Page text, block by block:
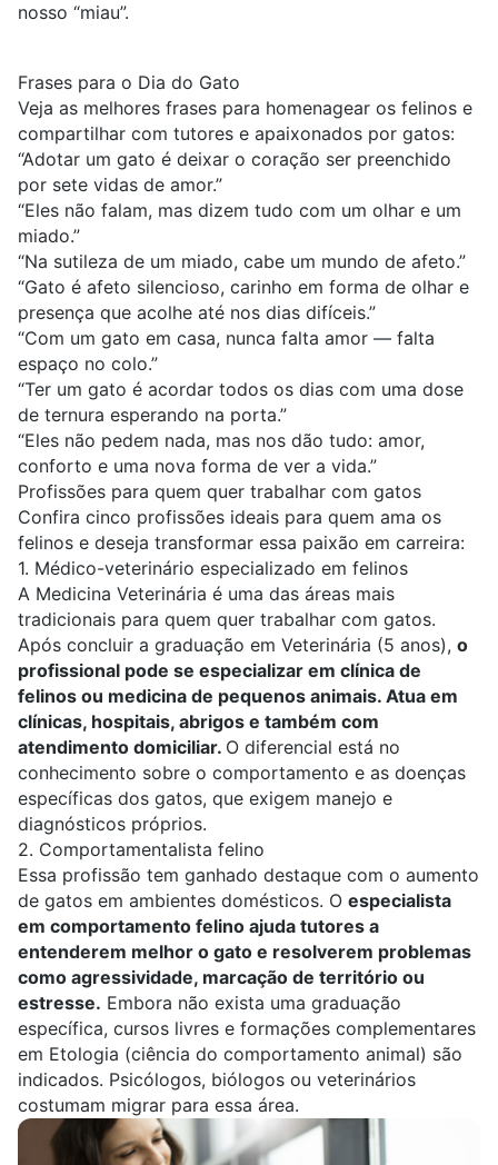
nosso “miau”.
Frases para o Dia do Gato
Veja as melhores frases para homenagear os felinos e
compartilhar com tutores e apaixonados por gatos:
“Adotar um gato é deixar o coração ser preenchido
por sete vidas de amor.”
“Eles não falam, mas dizem tudo com um olhar e um
miado.”
“Na sutileza de um miado, cabe um mundo de afeto.”
“Gato é afeto silencioso, carinho em forma de olhar e
presença que acolhe até nos dias difíceis.”
“Com um gato em casa, nunca falta amor — falta
espaço no colo.”
“Ter um gato é acordar todos os dias com uma dose
de ternura esperando na porta.”
“Eles não pedem nada, mas nos dão tudo: amor,
conforto e uma nova forma de ver a vida.”
Profissões para quem quer trabalhar com gatos
Confira cinco profissões ideais para quem ama os
felinos e deseja transformar essa paixão em carreira:
1. Médico-veterinário especializado em felinos
A Medicina Veterinária é uma das áreas mais
tradicionais para quem quer trabalhar com gatos.
Após concluir a graduação em Veterinária (5 anos), o
profissional pode se especializar em clínica de
felinos ou medicina de pequenos animais. Atua em
clínicas, hospitais, abrigos e também com
atendimento domiciliar. O diferencial está no
conhecimento sobre o comportamento e as doenças
específicas dos gatos, que exigem manejo e
diagnósticos próprios.
2. Comportamentalista felino
Essa profissão tem ganhado destaque com o aumento
de gatos em ambientes domésticos. O especialista
em comportamento felino ajuda tutores a
entenderem melhor o gato e resolverem problemas
como agressividade, marcação de território ou
estresse. Embora não exista uma graduação
específica, cursos livres e formações complementares
em Etologia (ciência do comportamento animal) são
indicados. Psicólogos, biólogos ou veterinários
costumam migrar para essa área.